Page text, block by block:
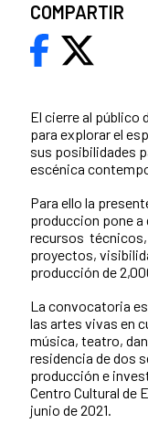
El cierre al público
para explorar el
sus posibilidades
escénica
Para ello la
produccion pone
recursos
proyectos,
producción de
La convocatoria
las artes vivas en
música, teatro,
residencia de dos
producción e
Centro Cultural de
junio de 2021.
COMPARTIR